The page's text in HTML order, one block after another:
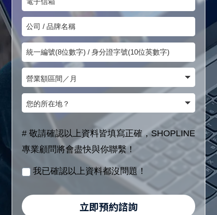
碼
子
信
箱
公
司
/
品
牌
名
統
一
編
號
(8
/
分
營
業
額
間
／
月
您
的
所
在
# 敬請確認以上資料皆填寫正確，SHOPLINE
專業顧問將會盡快與你聯繫！
我已確認以上資料都沒問題！
立即預約諮詢